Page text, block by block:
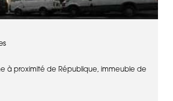
à proximité de République, immeuble de